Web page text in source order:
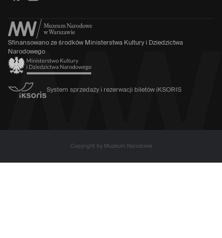
Sfinansowano ze środków Ministerstwa Kultury i Dziedzictwa
Narodowego
System sprzedaży i rezerwacji biletów iKSORIS
Copyright by Muzeum Narodowe